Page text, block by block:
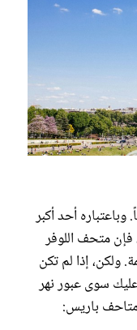
وباعتباره أحد أكبر
فإن متحف اللوفر
ولكن، إذا لم تكن
سوى عبور نهر
باريس: